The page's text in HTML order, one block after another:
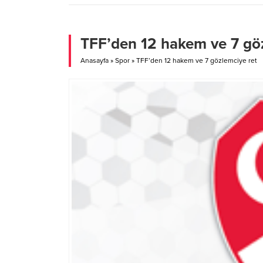
Ormanı’na fidan diktiler. Kadınlar
yanlarında getirdikleri...
TFF’den 12 hakem ve 7
Anasayfa » Spor » TFF’den 12 hakem ve 7 gözlemciye ret